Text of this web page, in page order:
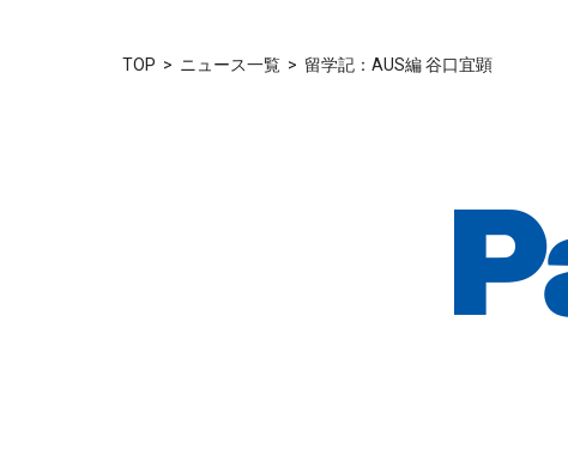
TOP ニュース一覧 留学記：AUS編 谷口宜顕